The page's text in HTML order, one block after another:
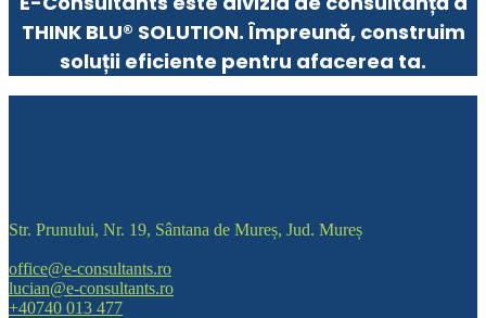
THINK BLU® SOLUTION. Împreună, construim
soluții eficiente pentru afacerea ta.
Str. Prunului, Nr. 19, Sântana de Mureș, Jud. Mureș
office@e-consultants.ro
lucian@e-consultants.ro
+40740 013 477